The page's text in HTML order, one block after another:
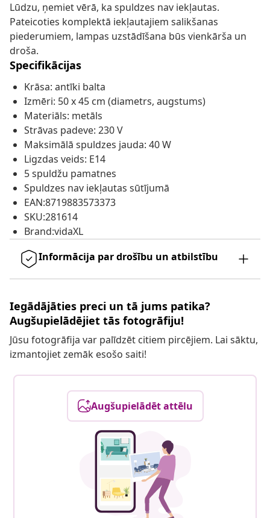
Lūdzu, ņemiet vērā, ka spuldzes nav iekļautas.
Pateicoties komplektā iekļautajiem salikšanas
piederumiem, lampas uzstādīšana būs vienkārša un
droša.
Specifikācijas
Krāsa: antīki balta
Izmēri: 50 x 45 cm (diametrs, augstums)
Materiāls: metāls
Strāvas padeve: 230 V
Maksimālā spuldzes jauda: 40 W
Ligzdas veids: E14
5 spuldžu pamatnes
Spuldzes nav iekļautas sūtījumā
EAN:8719883573373
SKU:281614
Brand:vidaXL
Informācija par drošību un atbilstību
Iegādājāties preci un tā jums patika?
Augšupielādējiet tās fotogrāfiju!
Jūsu fotogrāfija var palīdzēt citiem pircējiem. Lai sāktu,
izmantojiet zemāk esošo saiti!
Augšupielādēt attēlu